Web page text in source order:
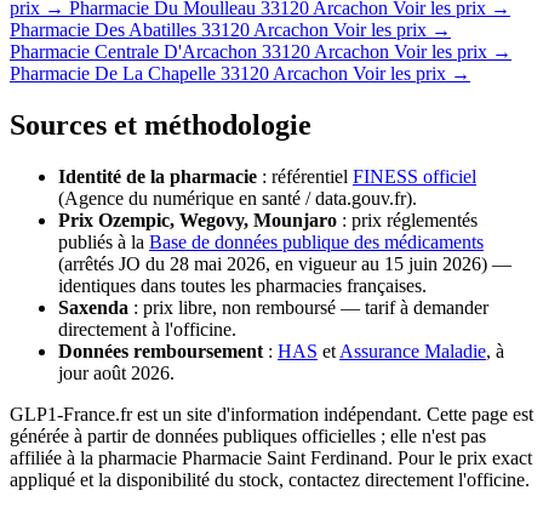
prix → Pharmacie Du Moulleau 33120 Arcachon Voir les prix →
Pharmacie Des Abatilles 33120 Arcachon Voir les prix →
Pharmacie Centrale D'Arcachon 33120 Arcachon Voir les prix →
Pharmacie De La Chapelle 33120 Arcachon Voir les prix →
Sources et méthodologie
Identité de la pharmacie : référentiel FINESS officiel
(Agence du numérique en santé / data.gouv.fr).
Prix Ozempic, Wegovy, Mounjaro : prix réglementés
publiés à la Base de données publique des médicaments
(arrêtés JO du 28 mai 2026, en vigueur au 15 juin 2026) —
identiques dans toutes les pharmacies françaises.
Saxenda : prix libre, non remboursé — tarif à demander
directement à l'officine.
Données remboursement : HAS et Assurance Maladie, à
jour août 2026.
GLP1-France.fr est un site d'information indépendant. Cette page est
générée à partir de données publiques officielles ; elle n'est pas
affiliée à la pharmacie Pharmacie Saint Ferdinand. Pour le prix exact
appliqué et la disponibilité du stock, contactez directement l'officine.